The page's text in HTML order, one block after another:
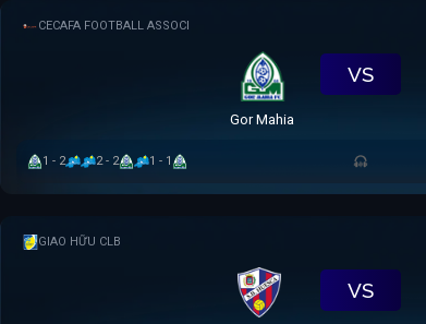
CECAFA FOOTBALL ASSOCI
Gor Mahia
VS
1 - 2 2 - 2 1 - 1
GIAO HỮU CLB
VS